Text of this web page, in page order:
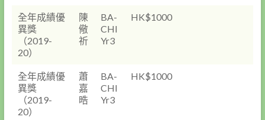
全年成績優
異獎
（2019-
20）
陳
儆
祈
BA-
CHI
Yr3
HK$1000
全年成績優
異獎
（2019-
20）
蕭
嘉
晧
BA-
CHI
Yr3
HK$1000